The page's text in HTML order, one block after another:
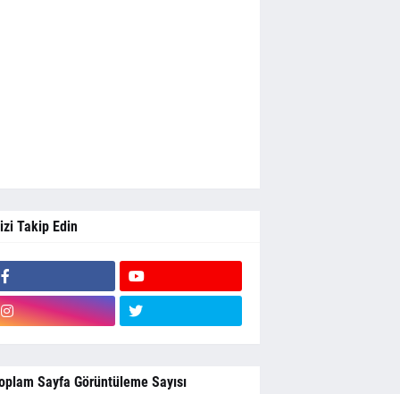
Takip Edin
Sayfa Görüntüleme Sayısı